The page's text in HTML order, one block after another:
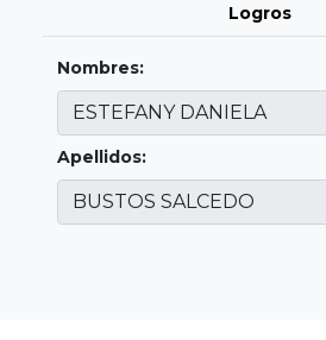
Logros
Nombres:
Apellidos: